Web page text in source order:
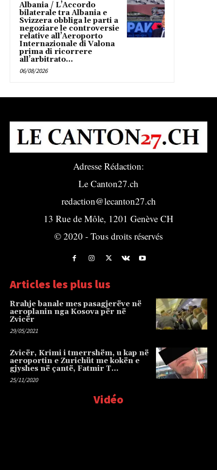
Albania / L’Accordo
bilaterale tra Albania e
Svizzera obbliga le parti a
negoziare le controversie
relative all’Aeroporto
Internazionale di Valona
prima di ricorrere
all’arbitrato...
06/08/2026
Adresse Rédaction:
Le Canton27.ch
redaction@lecanton27.ch
13 Rue de Môle, 1201 Genève CH
© 2020 - Tous droits réservés
Articles les plus lus
Rrahje banale mes pasagjerëve në
aeroplanin nga Kosova për në
Zvicër
29/05/2021
Zvicër, Krimi i tmerrshëm, u kap në
aeroportin e Zurichüt me kokën e
gjyshes në çantë, Fatmir T…
25/11/2020
Vidéo